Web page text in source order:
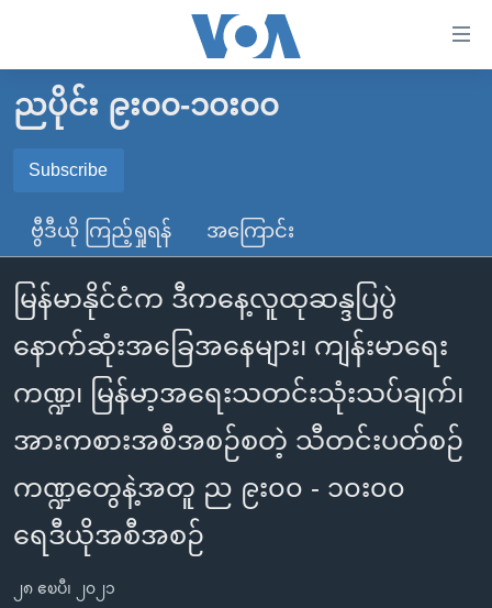
လွယ်ကူ
စေ
သည့်
Link
များ
ပင်မ
အကြောင်းအရာ
သို့
ရန်
အ
ညွန်း
စာမျက်နှာ
မူလစာမျက်နှာ
နိုင်ငံတကာ
တရုတ်
အစ္စရေး-ပါလက်စတိုင်း
ဗွီဒီယို
ရပ်ဝန်းတခု လမ်းတခု အလွန်
အင်္ဂလိပ်စာလေ့လာမယ်
အမေရိကန်သုံးအီဒီယံ
မကြေးမုံရဲ့ အင်္ဂလိပ်စာ
ရုပ်ရှင်ထဲက အင်္ဂလိပ်စာ
သုတပဒေသာ အင်္ဂလိပ်စာ
အပတ်စဉ်ကဏ္ဍများ
ရေဒီယို
ရေဒီယိုနှင့်ရုပ်သံ အချက်အလက်များ
ရေဒီယို/တီဗွီအစီအစဉ်
Learning English
ဗွီအိုအေ လူမှုကွန်ယက်များ
ညပိုင်း ၉း၀၀-၁၀း၀၀
Subscribe
Spotify
ရယူရန်
ဗွီဒီယို ကြည့်ရှုရန် အကြောင်း
မြန်မာနိုင်ငံက ဒီကနေ့လူထုဆန္ဒပြပွဲ
နောက်ဆုံးအခြေအနေများ၊ ကျန်းမာရေး
ကဏ္ဍ၊ မြန်မာ့အရေးသတင်းသုံးသပ်ချက်၊
အားကစားအစီအစဉ်စတဲ့ သီတင်းပတ်စဉ်
ကဏ္ဍတွေနဲ့အတူ ည ၉း၀၀ - ၁၀း၀၀
ရေဒီယိုအစီအစဉ်
၂၈ ဧၿပီ၊ ၂၀၂၁